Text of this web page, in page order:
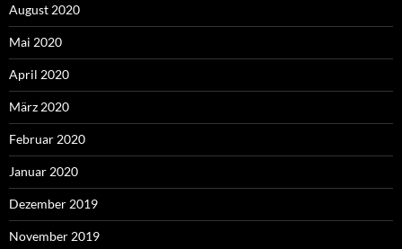
August 2020
Mai 2020
April 2020
März 2020
Februar 2020
Januar 2020
Dezember 2019
November 2019